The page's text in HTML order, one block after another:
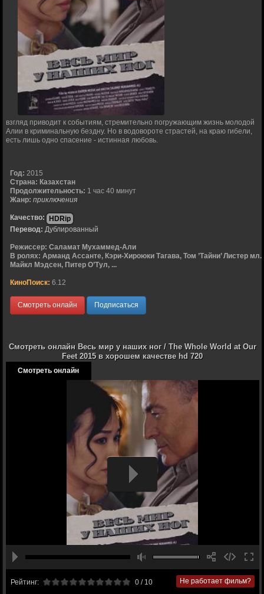
взгляд приводит к событиям, стремительно погружающим жизнь молодой
Алии в криминальную бездну. Но в водовороте страстей, на краю гибели,
есть лишь одно спасение - истинная любовь.
Год: 2015
Страна: Казахстан
Продолжительность: 1 час 40 минут
Жанр: приключения
Качество:
HDRip
Перевод: Дублированный
Режиссер: Саламат Мухаммед-Али
В ролях: Арманд Ассанте, Кэри-Хироюки Тагава, Том ’Тайни’ Листер мл.,
Майкл Мэдсен, Питер О’Тул, ...
КиноПоиск: 6.12
Смотреть онлайн Подписаться
Смотреть онлайн Весь мир у наших ног / The Whole World at Our
Feet 2015 в хорошем качестве hd 720
Смотреть онлайн
Рейтинг: 0/ 10 Не работает фильм?